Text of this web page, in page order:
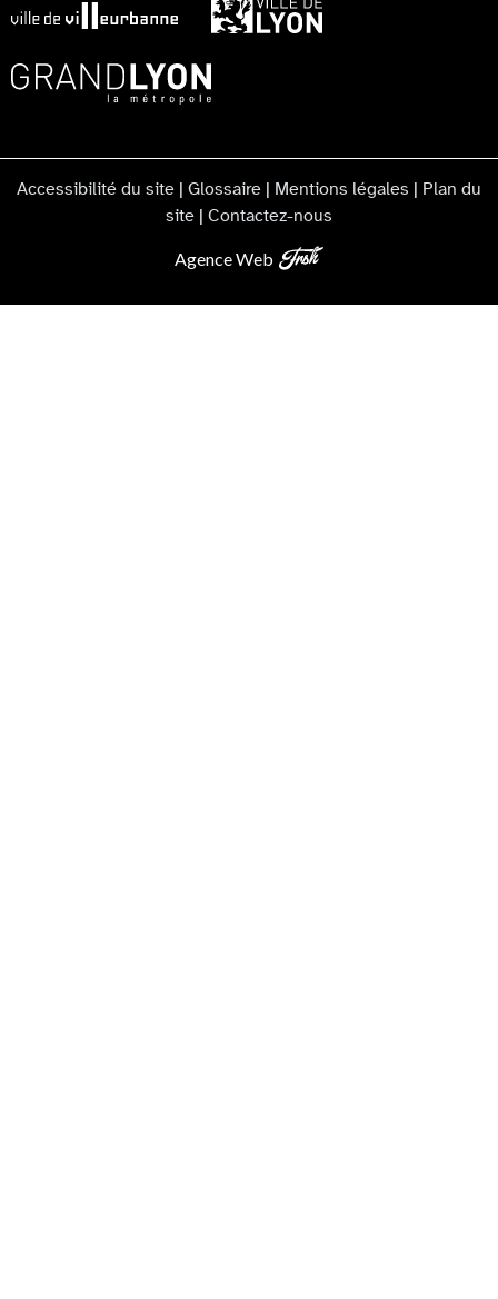
Accessibilité du site Glossaire Mentions légales
Plan du
site
Contactez-nous
Agence Web